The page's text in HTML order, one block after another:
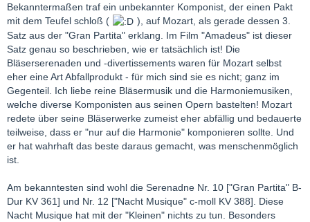
Bekanntermaßen traf ein unbekannter Komponist, der einen Pakt
mit dem Teufel schloß (
), auf Mozart, als gerade dessen 3.
Satz aus der "Gran Partita" erklang. Im Film "Amadeus" ist dieser
Satz genau so beschrieben, wie er tatsächlich ist! Die
Bläserserenaden und -divertissements waren für Mozart selbst
eher eine Art Abfallprodukt - für mich sind sie es nicht; ganz im
Gegenteil. Ich liebe reine Bläsermusik und die Harmoniemusiken,
welche diverse Komponisten aus seinen Opern bastelten! Mozart
redete über seine Bläserwerke zumeist eher abfällig und bedauerte
teilweise, dass er "nur auf die Harmonie" komponieren sollte. Und
er hat wahrhaft das beste daraus gemacht, was menschenmöglich
ist.
Am bekanntesten sind wohl die Serenadne Nr. 10 ["Gran Partita" B-
Dur KV 361] und Nr. 12 ["Nacht Musique" c-moll KV 388]. Diese
Nacht Musique hat mit der "Kleinen" nichts zu tun. Besonders